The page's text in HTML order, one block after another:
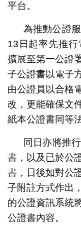
平台。
為推動公證
13日起率先推
擴展至第一公證
子公證書以電子
由公證員以合格
改，更能確保文
紙本公證書同等
同日亦將推
書，以及已於公
書，日後如對公
子附註方式作出
的公證資訊系統
公證書內容。